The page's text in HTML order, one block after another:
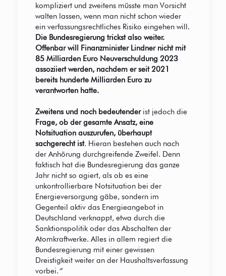
kompliziert und zweitens müsste man Vorsicht
walten lassen, wenn man nicht schon wieder
ein verfassungsrechtliches Risiko eingehen will.
Die Bundesregierung trickst also weiter.
Offenbar will Finanzminister Lindner nicht mit
85 Milliarden Euro Neuverschuldung 2023
assoziiert werden, nachdem er seit 2021
bereits hunderte Milliarden Euro zu
verantworten hatte.
Zweitens und noch bedeutenderist jedoch die
Frage, ob der gesamte Ansatz, eine
Notsituation auszurufen, überhaupt
sachgerecht ist. Hieran bestehen auch nach
der Anhörung durchgreifende Zweifel. Denn
faktisch hat die Bundesregierung das ganze
Jahr nicht so agiert, als ob es eine
unkontrollierbare Notsituation bei der
Energieversorgung gäbe, sondern im
Gegenteil aktiv das Energieangebot in
Deutschland verknappt, etwa durch die
Sanktionspolitik oder das Abschalten der
Atomkraftwerke. Alles in allem regiert die
Bundesregierung mit einer gewissen
Dreistigkeit weiter an der Haushaltsverfassung
vorbei.“